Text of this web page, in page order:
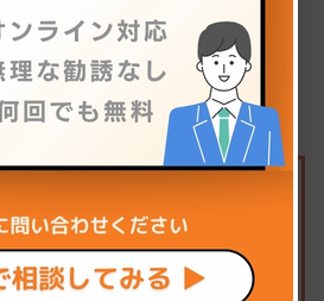
メリットが挙げられま
での買取のため、長期
益を得られる